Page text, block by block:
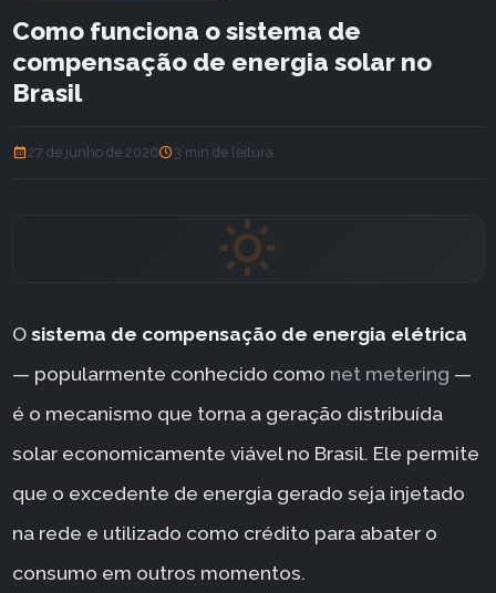
Como funciona o sistema de
compensação de energia solar no
Brasil
27 de junho de 2026 3 min de leitura
O sistema de compensação de energia elétrica
— popularmente conhecido como net metering —
é o mecanismo que torna a geração distribuída
solar economicamente viável no Brasil. Ele permite
que o excedente de energia gerado seja injetado
na rede e utilizado como crédito para abater o
consumo em outros momentos.